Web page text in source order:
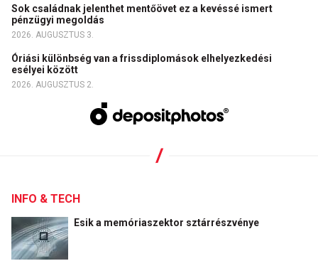
Sok családnak jelenthet mentőövet ez a kevéssé ismert
pénzügyi megoldás
2026. AUGUSZTUS 3.
Óriási különbség van a frissdiplomások elhelyezkedési
esélyei között
2026. AUGUSZTUS 2.
INFO & TECH
Esik a memóriaszektor sztárrészvénye